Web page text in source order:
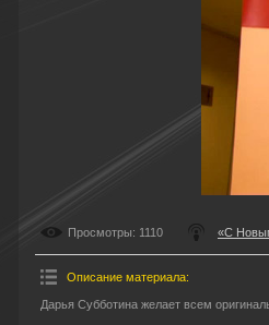
Просмотры: 1110 «С
Описание материала:
Дарья Субботина желает всем